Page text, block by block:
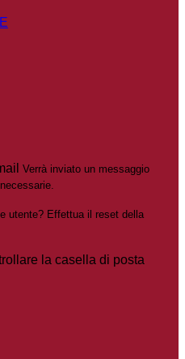
Verrà inviato un messaggio
utente? Effettua il reset della
la casella di posta